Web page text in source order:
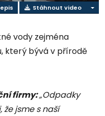
Stáhnout video
vody zejména
který bývá v přírodě
firmy:„Odpadky
jsme s naší